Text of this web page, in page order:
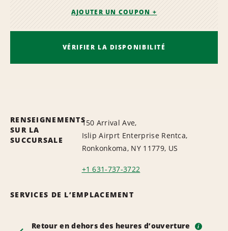
AJOUTER UN COUPON +
VÉRIFIER LA DISPONIBILITÉ
RENSEIGNEMENTS
SUR LA
SUCCURSALE
150 Arrival Ave,
Islip Airprt Enterprise Rentca,
Ronkonkoma, NY 11779, US
+1 631-737-3722
SERVICES DE L’EMPLACEMENT
Retour en dehors des heures d’ouverture i